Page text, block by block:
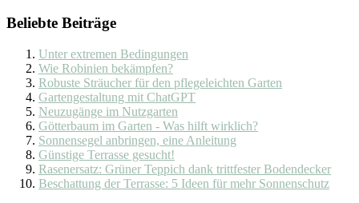
Beliebte Beiträge
Unter extremen Bedingungen
Wie Robinien bekämpfen?
Robuste Sträucher für den pflegeleichten Garten
Gartengestaltung mit ChatGPT
Neuzugänge im Nutzgarten
Götterbaum im Garten - Was hilft wirklich?
Sonnensegel anbringen, eine Anleitung
Günstige Terrasse gesucht!
Rasenersatz: Grüner Teppich dank trittfester Bodendecker
Beschattung der Terrasse: 5 Ideen für mehr Sonnenschutz